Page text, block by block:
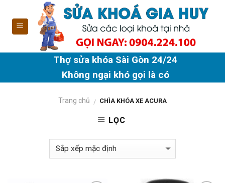
content
Thợ sửa khóa Sài Gòn 24/24
Không ngại khó gọi là có
Trang chủ / CHÌA KHÓA XE ACURA
LỌC